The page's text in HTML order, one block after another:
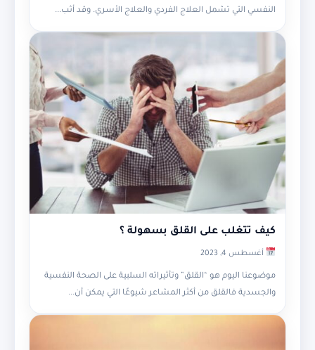
النفسي التي تشمل العلاج الفردي والعلاج الأسري. وقد أثب...
كيف تتغلب على القلق بسهولة ؟
أغسطس 4, 2023
موضوعنا اليوم هو “القلق” وتأثيراته السلبية على الصحة النفسية
والجسدية فالقلق من أكثر المشاعر شيوعًا التي يمكن أن...